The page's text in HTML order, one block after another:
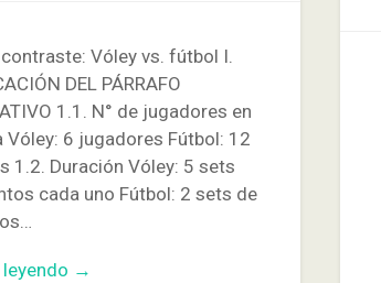
Vóley vs. fútbol I.
DEL PÁRRAFO
1.1. N° de jugadores en
Vóley: 6 jugadores Fútbol: 12
1.2. Duración Vóley: 5 sets
cada uno Fútbol: 2 sets de
leyendo →